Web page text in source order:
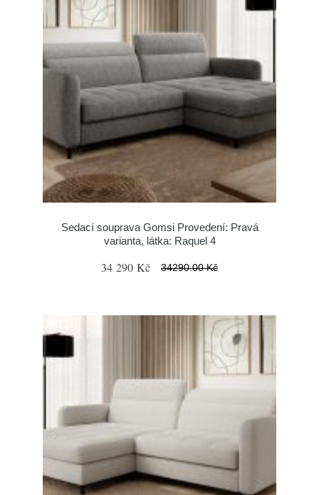
Sedací souprava Gomsi Provedení: Pravá
varianta, látka: Raquel 4
34 290 Kč 34290.00 Kč